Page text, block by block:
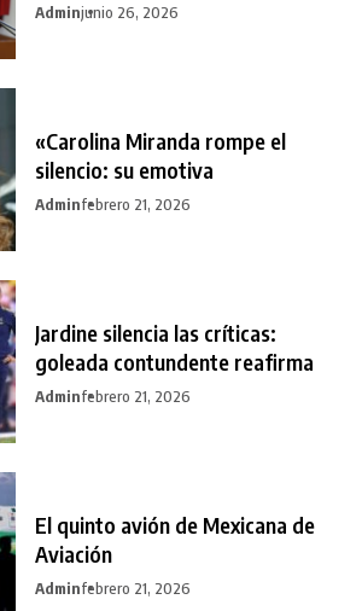
Adminjunio 26, 2026
«Carolina Miranda rompe el
silencio: su emotiva
Adminfebrero 21, 2026
Jardine silencia las críticas:
goleada contundente reafirma
Adminfebrero 21, 2026
El quinto avión de Mexicana de
Aviación
Adminfebrero 21, 2026